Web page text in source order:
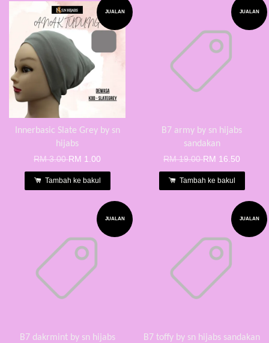
JUALAN
Innerbasic Slate Grey by sn
hijabs
RM 3.00RM 1.00
Tambah ke bakul
JUALAN
B7 army by sn hijabs
sandakan
RM 19.00RM 16.50
Tambah ke bakul
JUALAN
B7 dakrmint by sn hijabs
JUALAN
B7 toffy by sn hijabs sandakan